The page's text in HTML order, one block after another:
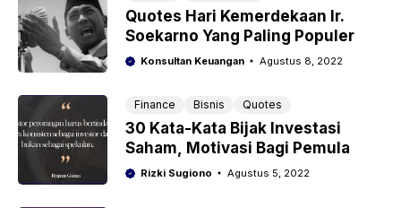
Quotes Hari Kemerdekaan Ir.
Soekarno Yang Paling Populer
Konsultan Keuangan Agustus 8, 2022
Finance Bisnis Quotes
30 Kata-Kata Bijak Investasi
Saham, Motivasi Bagi Pemula
Rizki Sugiono Agustus 5, 2022